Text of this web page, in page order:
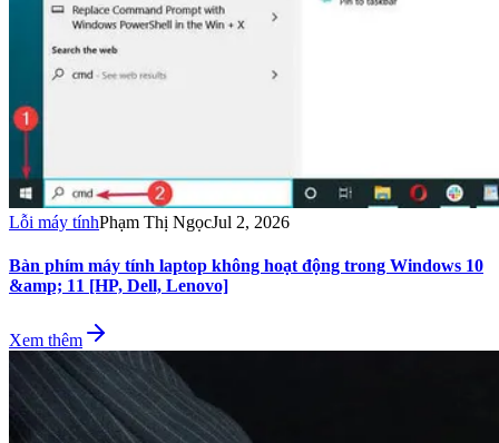
Lỗi máy tínhPhạm Thị NgọcJul 2, 2026
Bàn phím máy tính laptop không hoạt động trong Windows 10
&amp; 11 [HP, Dell, Lenovo]
Xem thêm